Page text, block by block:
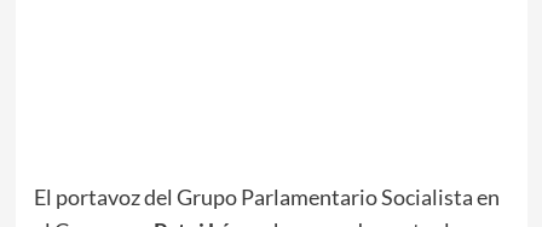
El portavoz del Grupo Parlamentario Socialista en